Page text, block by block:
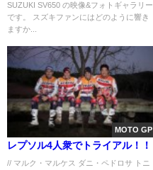
SUZUKI SV650 の映像&フォトギャラリー
です。 スズキファンにはどのように響き
ますか...
MOTO GP
レプソル4人衆でトライアル！！
// マルク・マルケス ダニ・ペドロサ トニ